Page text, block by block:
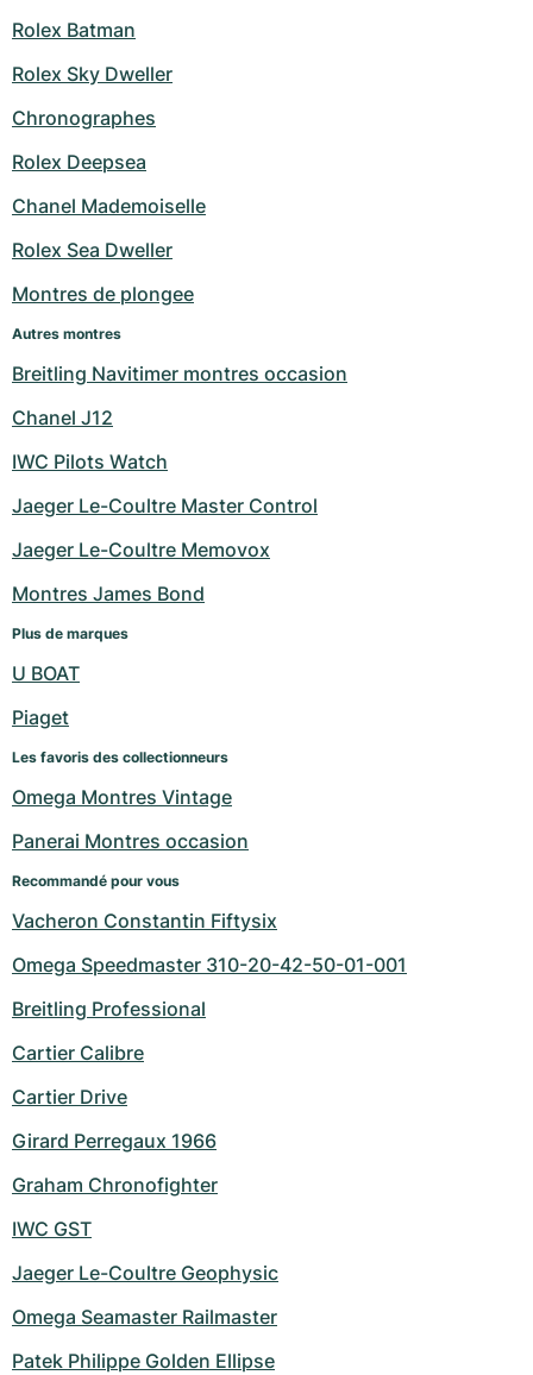
Rolex Batman
Rolex Sky Dweller
Chronographes
Rolex Deepsea
Chanel Mademoiselle
Rolex Sea Dweller
Montres de plongee
Autres montres
Breitling Navitimer montres occasion
Chanel J12
IWC Pilots Watch
Jaeger Le-Coultre Master Control
Jaeger Le-Coultre Memovox
Montres James Bond
Plus de marques
U BOAT
Piaget
Les favoris des collectionneurs
Omega Montres Vintage
Panerai Montres occasion
Recommandé pour vous
Vacheron Constantin Fiftysix
Omega Speedmaster 310-20-42-50-01-001
Breitling Professional
Cartier Calibre
Cartier Drive
Girard Perregaux 1966
Graham Chronofighter
IWC GST
Jaeger Le-Coultre Geophysic
Omega Seamaster Railmaster
Patek Philippe Golden Ellipse